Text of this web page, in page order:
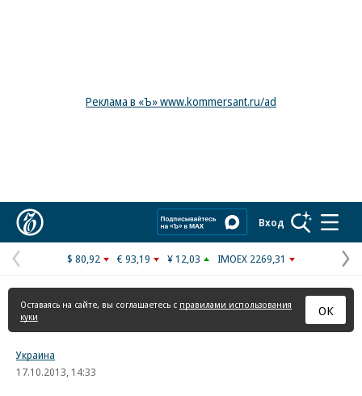
Реклама в «Ъ» www.kommersant.ru/ad
Вход
Предыдущая
страница
$ 80,92 € 93,19 ¥ 12,03 IMOEX 2269,31
Оставаясь на сайте, вы соглашаетесь с правилами использования
куки
ОК
Украина
17.10.2013, 14:33